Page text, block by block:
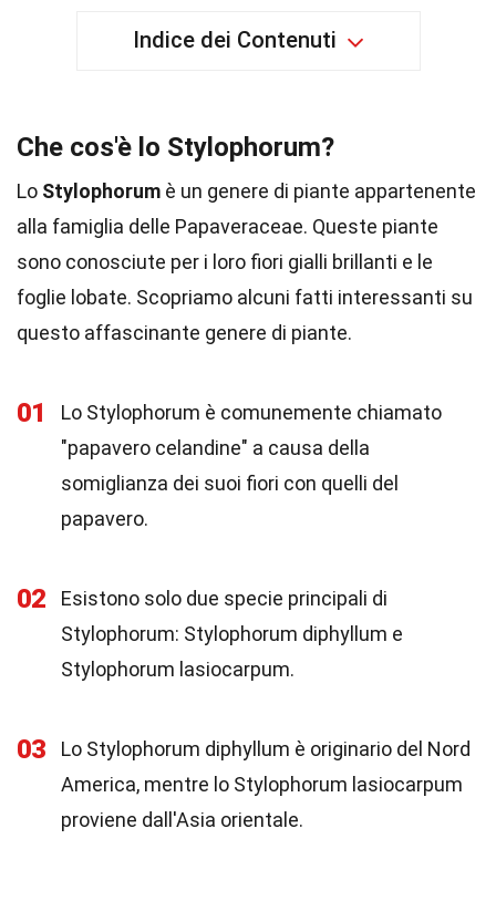
Indice dei Contenuti
Che cos'è lo Stylophorum?
Lo Stylophorum è un genere di piante appartenente
alla famiglia delle Papaveraceae. Queste piante
sono conosciute per i loro fiori gialli brillanti e le
foglie lobate. Scopriamo alcuni fatti interessanti su
questo affascinante genere di piante.
01
Lo Stylophorum è comunemente chiamato
"papavero celandine" a causa della
somiglianza dei suoi fiori con quelli del
papavero.
02
Esistono solo due specie principali di
Stylophorum: Stylophorum diphyllum e
Stylophorum lasiocarpum.
03
Lo Stylophorum diphyllum è originario del Nord
America, mentre lo Stylophorum lasiocarpum
proviene dall'Asia orientale.